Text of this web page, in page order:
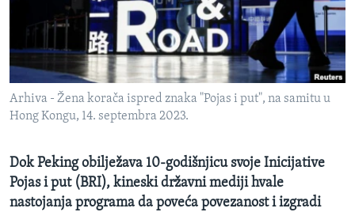
MAGAZIN
O GLASU AMERIKE
Learning English
Jezici
Arhiva - Žena korača ispred znaka "Pojas i put", na samitu u
Hong Kongu, 14. septembra 2023.
Dok Peking obilježava 10-godišnjicu svoje Inicijative
Pojas i put (BRI), kineski državni mediji hvale
nastojanja programa da poveća povezanost i izgradi